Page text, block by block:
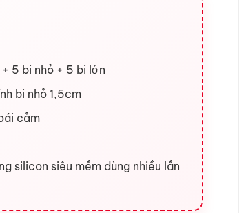
5 bi nhỏ + 5 bi lớn
bi nhỏ 1,5cm
cảm
silicon siêu mềm dùng nhiều lần